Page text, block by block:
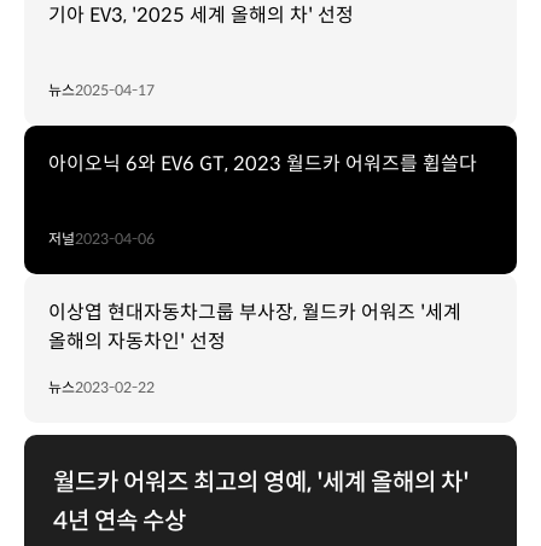
기아 EV3, '2025 세계 올해의 차' 선정
뉴스2025-04-17
아이오닉 6와 EV6 GT, 2023 월드카 어워즈를 휩쓸다
저널2023-04-06
이상엽 현대자동차그룹 부사장, 월드카 어워즈 '세계
올해의 자동차인' 선정
뉴스2023-02-22
월드카 어워즈 최고의 영예, '세계 올해의 차'
4년 연속 수상